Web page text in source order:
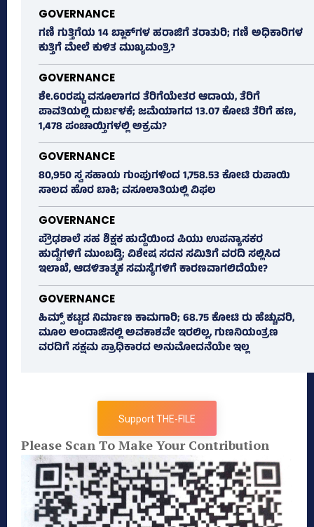
GOVERNANCE
ಗಣಿ ಗುತ್ತಿಗೆಯ 14 ಬ್ಲಾಕ್‌ಗಳ ಹರಾಜಿಗೆ ತರಾತುರಿ; ಗಣಿ ಅಧಿಕಾರಿಗಳ
ಕುತ್ತಿಗೆ ಮೇಲೆ ಕುಳಿತ ಮುಖ್ಯಮಂತ್ರಿ?
GOVERNANCE
ಶೇ.60ರಷ್ಟು ವಸೂಲಾಗದ ತೆರಿಗೆಯೇತರ ಆದಾಯ, ತೆರಿಗೆ
ಪಾವತಿಯಲ್ಲಿ ದುರ್ಬಳಕೆ; ಜಮೆಯಾಗದ 13.07 ಕೋಟಿ ತೆರಿಗೆ ಹಣ,
1,478 ಪಂಚಾಯ್ತಿಗಳಲ್ಲಿ ಅಕ್ರಮ?
GOVERNANCE
80,950 ಸ್ವ ಸಹಾಯ ಗುಂಪುಗಳಿಂದ 1,758.53 ಕೋಟಿ ರುಪಾಯಿ
ಸಾಲದ ಹೊರ ಬಾಕಿ; ವಸೂಲಾತಿಯಲ್ಲಿ ವಿಫಲ
GOVERNANCE
ಪ್ರೌಢಶಾಲೆ ಸಹ ಶಿಕ್ಷಕ ಹುದ್ದೆಯಿಂದ ಪಿಯು ಉಪನ್ಯಾಸಕರ
ಹುದ್ದೆಗಳಿಗೆ ಮುಂಬಡ್ತಿ; ವಿಶೇಷ ಸದನ ಸಮಿತಿಗೆ ವರದಿ ಸಲ್ಲಿಸಿದ
ಇಲಾಖೆ, ಆಡಳಿತಾತ್ಮಕ ಸಮಸ್ಯೆಗಳಿಗೆ ಕಾರಣವಾಗಲಿದೆಯೇ?
GOVERNANCE
ಹಿಮ್ಸ್‌ ಕಟ್ಟಡ ನಿರ್ಮಾಣ ಕಾಮಗಾರಿ; 68.75 ಕೋಟಿ ರು ಹೆಚ್ಚುವರಿ,
ಮೂಲ ಅಂದಾಜಿನಲ್ಲಿ ಅವಕಾಶವೇ ಇರಲಿಲ್ಲ, ಗುಣನಿಯಂತ್ರಣ
ವರದಿಗೆ ಸಕ್ಷಮ ಪ್ರಾಧಿಕಾರದ ಅನುಮೋದನೆಯೇ ಇಲ್ಲ
Support THE-FILE
Please Scan To Make Your Contribution